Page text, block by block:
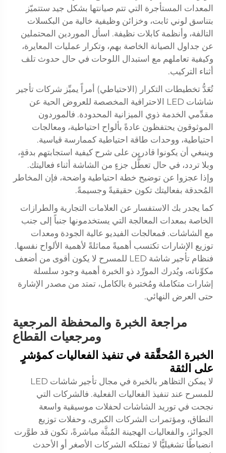
المعدات المستأجرة التي تتم صيانتها بشكل جيد ستتميّز
بتناسق لوني ثابت، وخزائن وظيفية خالية من البكسلات
التالفة، وأنظمة كابلات نظيفة. اسأل الموردين المحتملين
عن جداول الصيانة الخاصة بهم، وتكرار عمليات المعايرة،
وكيفية تعاملهم مع استبدال اللوحات في حال حدوث تلف
أثناء التركيب.
تُعَدُّ تخطيطات التكرار (الاحتياطي) أمراً يميِّز شركات تأجير
شاشات LED الاحترافية المخصصة للعروض الحية عن
مقدِّمي الخدمة ذوي الميزانية المحدودة. فالموردون
الموثوقون يحتفظون عادةً بألواح احتياطية، ومعالجات
احتياطية، ووحدات طاقة احتياطية كممارسة قياسية.
وينبغي أن يكونوا قادرين على شرح كيفية استجابتهم بدقةٍ،
وبلا تردد، في حال تعطُّل جزءٍ من الشاشة أثناء فعاليتك.
وإذا عجزوا عن توضيح خطة احتياطية واضحة، فإن المخاطر
المُحدقة بفعاليتك تكون حقيقيةً وجسيمةً.
كما يجدر بك الاستفسار عن العلامات التجارية والطرازات
الخاصة بمعدات المعالجة التي يستخدمونها جنباً إلى جنب
مع الشاشات. فمعالجات الفيديو عالية الجودة ومعدات
توزيع الإشارات تكتسب أهميةً مماثلةً لأهمية الألواح نفسها.
فنظام تأجير شاشة LED للمسرح لا يكون أقوى من أضعف
مكوِّناته، ويُدرك المورِّد ذو الخبرة أهمية وجود سلسلة
إشارات متكاملة ومُختبرة بالكامل، تمتد من مصدر الإشارة
حتى العرض النهائي.
مراجعة الخبرة والمحفظة المرجعية
ومرجعيات القطاع
الخبرة المُحقَّقة في تنفيذ الفعاليات كمؤشرٍ
على الثقة
لا يمكن التظاهر بالخبرة في مجال تأجير شاشات LED
للمسرح عند تنفيذ الفعاليات الفعلية. فالشركات التي
نجحت في توريد الشاشات لحفلات موسيقية واسعة
النطاق، ومؤتمرات الشركات الكبرى، وحفلات توزيع
الجوائز، والفعاليات الهجينة المُبثَّة مباشرةً، تكون قد طوَّرت
انضباطًا تشغيليًّا لا تمتلكه الشركات الأصغر أو الأحدث